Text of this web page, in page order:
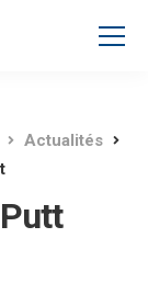
Actualités